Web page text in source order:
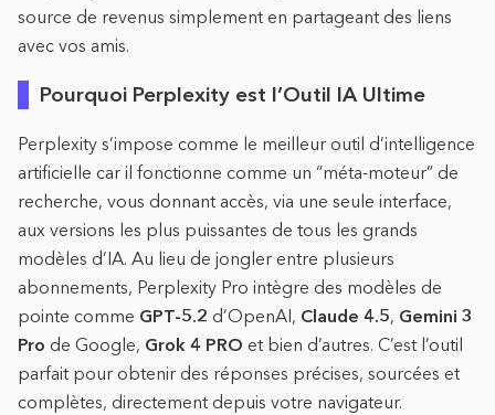
source de revenus simplement en partageant des liens
avec vos amis.
Pourquoi Perplexity est l’Outil IA Ultime
Perplexity s’impose comme le meilleur outil d’intelligence
artificielle car il fonctionne comme un “méta-moteur” de
recherche, vous donnant accès, via une seule interface,
aux versions les plus puissantes de tous les grands
modèles d’IA. Au lieu de jongler entre plusieurs
abonnements, Perplexity Pro intègre des modèles de
pointe comme GPT-5.2 d’OpenAI, Claude 4.5, Gemini 3
Pro de Google, Grok 4 PRO et bien d’autres. C’est l’outil
parfait pour obtenir des réponses précises, sourcées et
complètes, directement depuis votre navigateur.